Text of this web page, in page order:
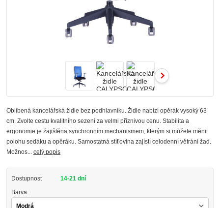
Oblíbená kancelářská židle bez podhlavníku. Židle nabízí opěrák vysoký 63
cm. Zvolte cestu kvalitního sezení za velmi příznivou cenu. Stabilita a
ergonomie je žajištěna synchronním mechanismem, kterým si můžete měnit
polohu sedáku a opěráku. Samostatná stíťovina zajístí celodenní větrání žad.
Možnos...celý popis
Dostupnost 14-21 dní
Barva: